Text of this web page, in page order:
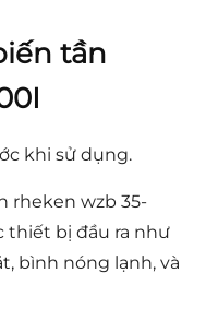
tần
khi sử dụng.
rheken wzb 35-
thiết bị đầu ra như
bình nóng lạnh, và